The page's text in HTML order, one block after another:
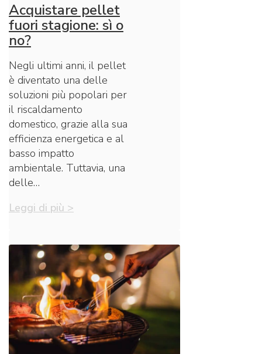
Acquistare pellet
fuori stagione: sì o
no?
Negli ultimi anni, il pellet
è diventato una delle
soluzioni più popolari per
il riscaldamento
domestico, grazie alla sua
efficienza energetica e al
basso impatto
ambientale. Tuttavia, una
delle…
Leggi di più >